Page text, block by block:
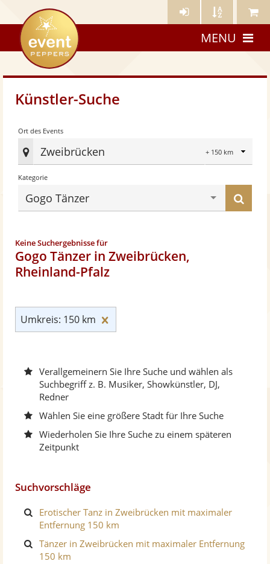
Künstler- Künstler Meine
eventpeppers
MENU
Künstler-Suche
Ort des Events
Zweibrücken
Radius
Ort
Kategorie
Gogo Tänzer
Keine Suchergebnisse für
Gogo Tänzer in Zweibrücken,
Rheinland-Pfalz
Umkreis: 150 km
Verallgemeinern Sie Ihre Suche und wählen als
Suchbegriff z. B. Musiker, Showkünstler, DJ,
Redner
Wählen Sie eine größere Stadt für Ihre Suche
Wiederholen Sie Ihre Suche zu einem späteren
Zeitpunkt
Suchvorschläge
Erotischer Tanz in Zweibrücken mit maximaler
Entfernung 150 km
Tänzer in Zweibrücken mit maximaler Entfernung
150 km